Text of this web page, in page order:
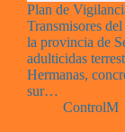
Plan de
Transmisores
la provincia de
adulticidas
Hermanas,
sur…
ControlM